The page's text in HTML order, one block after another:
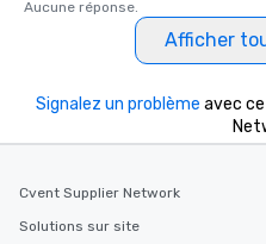
Aucune réponse.
Afficher
Signalez un problème avec
Cvent Supplier Network
Solutions sur site